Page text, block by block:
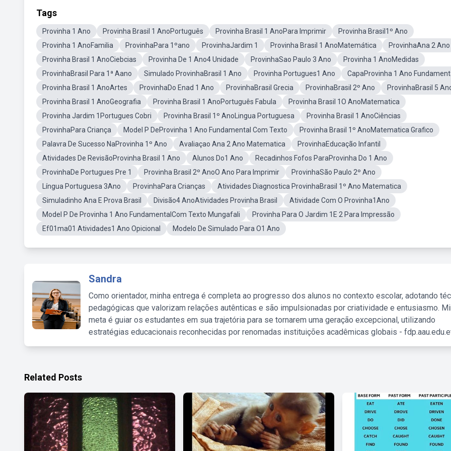
Tags
Provinha 1 Ano Provinha Brasil 1 AnoPortuguês Provinha Brasil 1 AnoPara Imprimir
Provinha Brasil1º Ano
Provinha 1 AnoFamilia
ProvinhaPara 1ºano ProvinhaJardim 1 Provinha Brasil 1 AnoMatemática
ProvinhaAna 2 Ano
Provinha Brasil 1 AnoCiebcias
Provinha De 1 Ano4 Unidade ProvinhaSao Paulo 3 Ano
Provinha 1 AnoMedidas
ProvinhaBrasil Para 1ª Aano
Simulado ProvinhaBrasil 1 Ano Provinha Portugues1 Ano
CapaProvinha 1 Ano
Provinha Brasil 1 AnoArtes
ProvinhaDo Enad 1 Ano ProvinhaBrasil Grecia ProvinhaBrasil 2º Ano
ProvinhaBrasil 5
Provinha Brasil 1 AnoGeografia
Provinha Brasil 1 AnoPortuguês Fabula
Provinha Brasil 1O AnoMatematica
Provinha Jardim 1Portugues Cobri
Provinha Brasil 1º AnoLingua Portuguesa
Provinha Brasil 1 AnoCiências
ProvinhaPara Criança
Model P DeProvinha 1 Ano Fundamental Com Texto
Provinha Brasil 1º AnoMatematica Grafico
Palavra De Sucesso NaProvinha 1º Ano
Avaliaçao Ana 2 Ano Matematica
ProvinhaEducação Infantil
Atividades De RevisãoProvinha Brasil 1 Ano
Alunos Do1 Ano
Recadinhos Fofos ParaProvinha Do 1 Ano
ProvinhaDe Portugues Pre 1
Provinha Brasil 2º AnoO Ano Para Imprimir
ProvinhaSão Paulo 2º Ano
Língua Portuguesa 3Ano
ProvinhaPara Crianças
Atividades Diagnostica ProvinhaBrasil 1º Ano Matematica
Simuladinho Ana E Prova Brasil
Divisão4 AnoAtividades Provinha Brasil
Atividade Com O Provinha1Ano
Model P De Provinha 1 Ano FundamentalCom Texto Mungafali
Provinha Para O Jardim 1E 2 Para Impressão
Ef01ma01 Atividades1 Ano Opicional
Modelo De Simulado Para O1 Ano
Sandra
Como orientador, minha entrega é completa ao progresso dos alunos no contexto escolar, adotando
pedagógicas que valorizam relações autênticas e são impulsionadas por criatividade e entusiasmo.
meta é guiar os estudantes em sua trajetória para se tornarem uma geração excepcional, utilizando
estratégias educacionais reconhecidas por renomadas instituições acadêmicas globais -
Related Posts